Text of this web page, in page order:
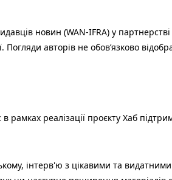
новин (WAN-IFRA) у партнерстві
Погляди авторів не обов’язково
рамках реалізації проєкту Хаб
інтерв'ю з цікавими та видатними